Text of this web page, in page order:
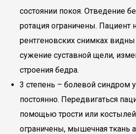
состоянии покоя. Отведение
ротация ограничены. Пациент
рентгеновских снимках
сужение суставной щели,
строения бедра.
3 степень – болевой синдром
постоянно. Передвигаться
помощью трости или
ограничены, мышечная ткань